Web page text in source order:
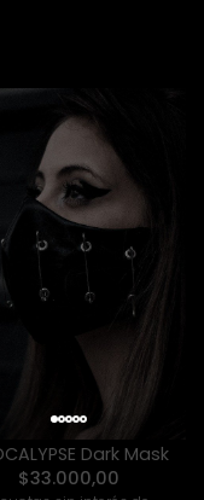
Dark Mask
$33.000,00